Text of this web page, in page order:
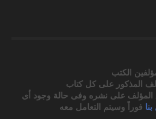
الكتب
المذكور على كل كتاب
المؤلف على نشره وفى حالة وجود أى
فوراً وسيتم التعامل معه